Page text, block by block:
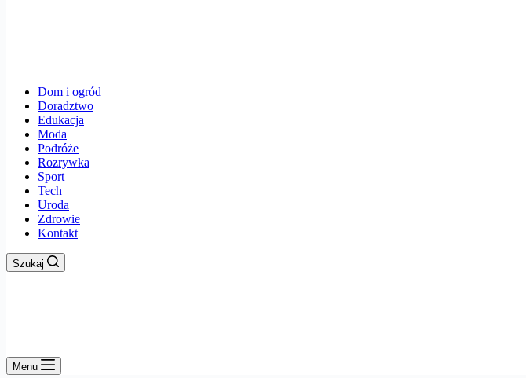
Dom i ogród
Doradztwo
Edukacja
Moda
Podróże
Rozrywka
Sport
Tech
Uroda
Zdrowie
Kontakt
Szukaj
Menu